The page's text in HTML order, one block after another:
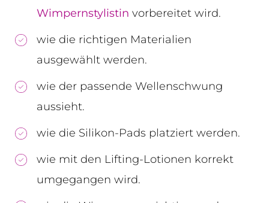
Wimpernstylistin vorbereitet wird.
wie die richtigen Materialien
ausgewählt werden.
wie der passende Wellenschwung
aussieht.
wie die Silikon-Pads platziert werden.
wie mit den Lifting-Lotionen korrekt
umgegangen wird.